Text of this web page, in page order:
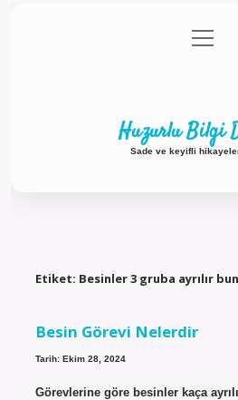
Gizlilik Politikası
menüyü
aç
Huzurlu Bilgi
Sade ve keyifli
Etiket: Besinler 3 gruba ayrılır
Besin Görevi Nelerdir
Tarih: Ekim 28, 2024
Görevlerine göre besinler kaça